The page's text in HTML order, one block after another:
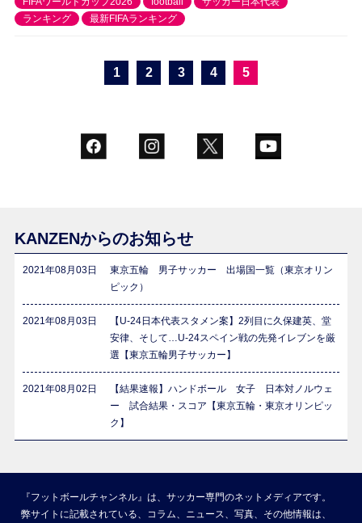
ランキング
最新FIFAランキング
1 2 3 4 5
KANZENからのお知らせ
2021年08月03日
東京五輪 男子サッカー 出場国一覧（東京オリン
ピック）
2021年08月03日
【U-24日本代表スタメン案】2列目に久保建英、堂
安律、そして…U-24スペイン戦の先発イレブンを厳
選【東京五輪男子サッカー】
2021年08月02日
【結果速報】ハンドボール 女子 日本対ノルウェ
ー 試合結果・スコア【東京五輪・東京オリンピッ
ク】
『フットボールチャンネル』は、サッカー専門のネットメディアです。
弊サイトに記載されている、コラム、ニュース、写真、その他情報は、